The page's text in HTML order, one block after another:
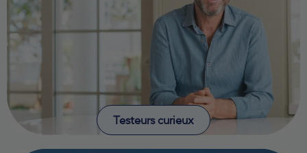
Testeurs curieux